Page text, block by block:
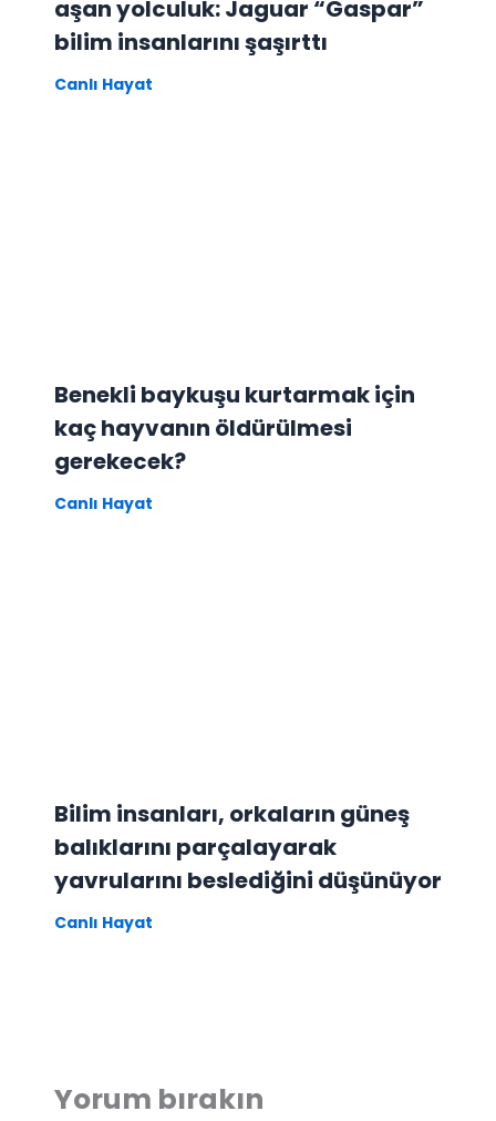
aşan yolculuk: Jaguar “Gaspar”
bilim insanlarını şaşırttı
Canlı Hayat
Benekli baykuşu kurtarmak için
kaç hayvanın öldürülmesi
gerekecek?
Canlı Hayat
Bilim insanları, orkaların güneş
balıklarını parçalayarak
yavrularını beslediğini düşünüyor
Canlı Hayat
Yorum bırakın